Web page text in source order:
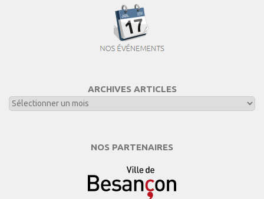
ARCHIVES ARTICLES
NOS PARTENAIRES